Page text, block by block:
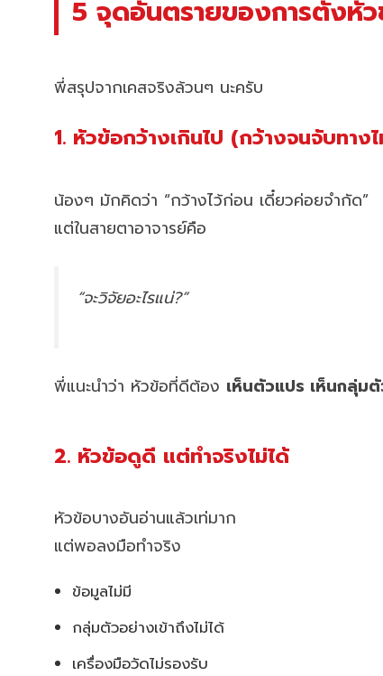
5 จุดอันตรายของการตั้งหั
พี่สรุปจากเคสจริงล้วนๆ นะครับ
1. หัวข้อกว้างเกินไป (กว้างจนจับทาง
น้องๆ มักคิดว่า “กว้างไว้ก่อน เดี๋ยวค่อยจำกัด”
แต่ในสายตาอาจารย์คือ
“จะวิจัยอะไรแน่?”
พี่แนะนำว่า หัวข้อที่ดีต้อง เห็นตัวแปร เห็นกลุ่ม
2. หัวข้อดูดี แต่ทำจริงไม่ได้
หัวข้อบางอันอ่านแล้วเท่มาก
แต่พอลงมือทำจริง
ข้อมูลไม่มี
กลุ่มตัวอย่างเข้าถึงไม่ได้
เครื่องมือวัดไม่รองรับ